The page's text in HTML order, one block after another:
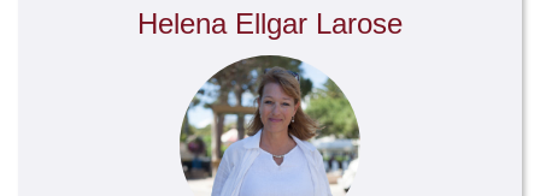
Helena Ellgar Larose